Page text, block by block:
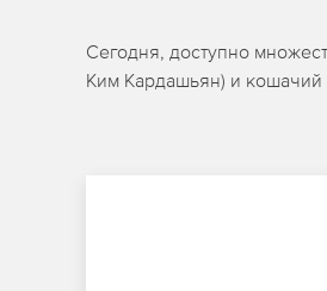
Сегодня, доступно
Ким Кардашьян) и кошачий